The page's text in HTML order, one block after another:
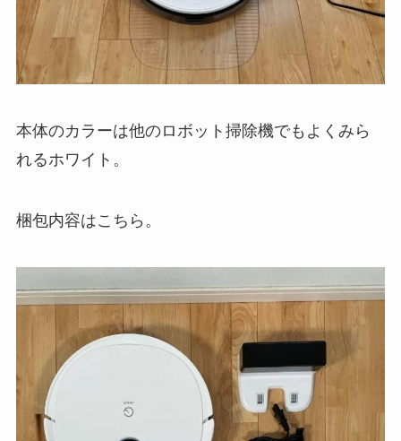
本体のカラーは他のロボット掃除機でもよくみら
れるホワイト。
梱包内容はこちら。